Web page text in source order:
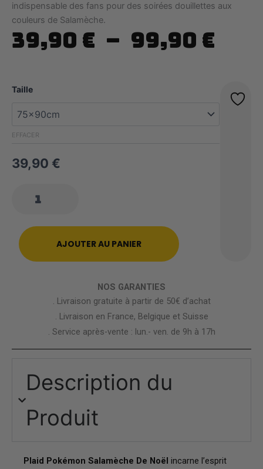
indispensable des fans pour des soirées douillettes aux
couleurs de Salamèche.
39,90 € – 99,90 €
Taille
EFFACER
39,90 €
Pokémon
Salamèche
De
Noël
AJOUTER AU PANIER
NOS GARANTIES
. Livraison gratuite à partir de 50€ d’achat
. Livraison en France, Belgique et Suisse
. Service après-vente : lun.- ven. de 9h à 17h
Description du
Produit
Plaid Pokémon Salamèche De Noël incarne l’esprit